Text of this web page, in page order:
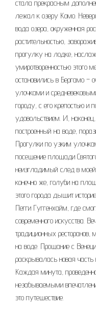
стала прекрасным
лежал к озеру Комо.
вода озера, окруженная
растительностью,
прогулку на лодке,
умиротворенностью этого
остановились в Бергамо –
улочками и
городу, с его крепостью
удовольствием. И,
построенный на воде,
Прогулки по узким
посещение площади
неизгладимый след в
конечно же, голуби на
этого города дышит
Пегги Гуггенхайм, где
современного искусства.
традиционных
на воде. Прощание с
раскрывалась новая
Каждая минута,
незабываемыми
это путешествие.